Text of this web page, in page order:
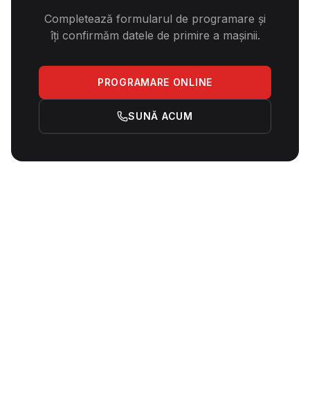
Completează formularul de programare și
îți confirmăm datele de primire a mașinii.
PROGRAMARE ONLINE
SUNĂ ACUM